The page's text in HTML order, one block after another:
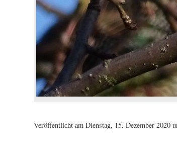
Veröffentlicht am Dienstag, 15. Dezember 2020